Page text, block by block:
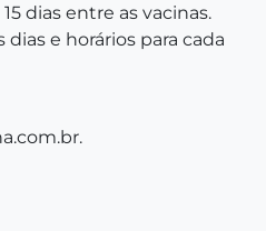
dias entre as vacinas.
e horários para cada
.